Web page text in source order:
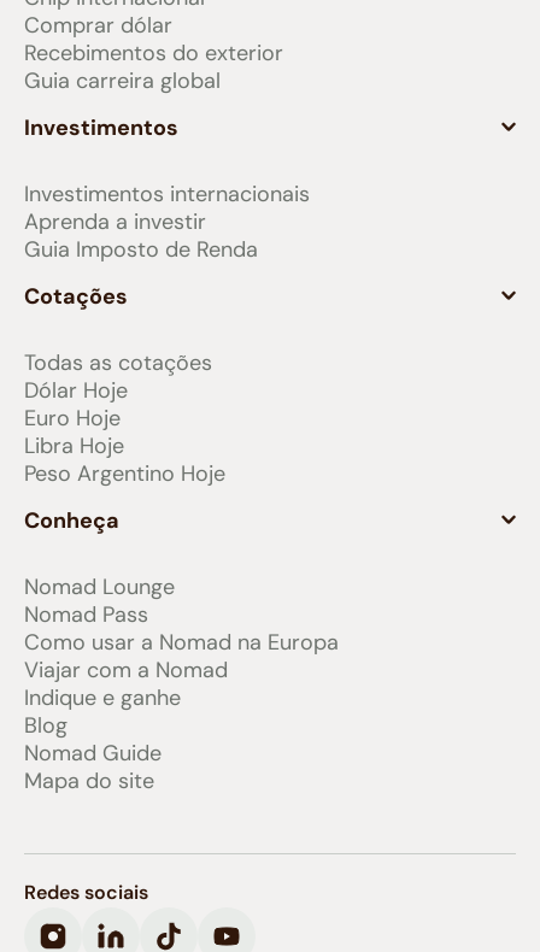
Comprar dólar
Recebimentos do exterior
Guia carreira global
Investimentos
Investimentos internacionais
Aprenda a investir
Guia Imposto de Renda
Cotações
Todas as cotações
Dólar Hoje
Euro Hoje
Libra Hoje
Peso Argentino Hoje
Conheça
Nomad Lounge
Nomad Pass
Como usar a Nomad na Europa
Viajar com a Nomad
Indique e ganhe
Blog
Nomad Guide
Mapa do site
Redes sociais